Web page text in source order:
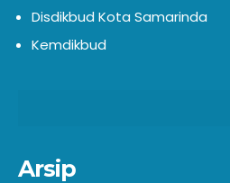
Disdikbud Kota Samarinda
Kemdikbud
Arsip